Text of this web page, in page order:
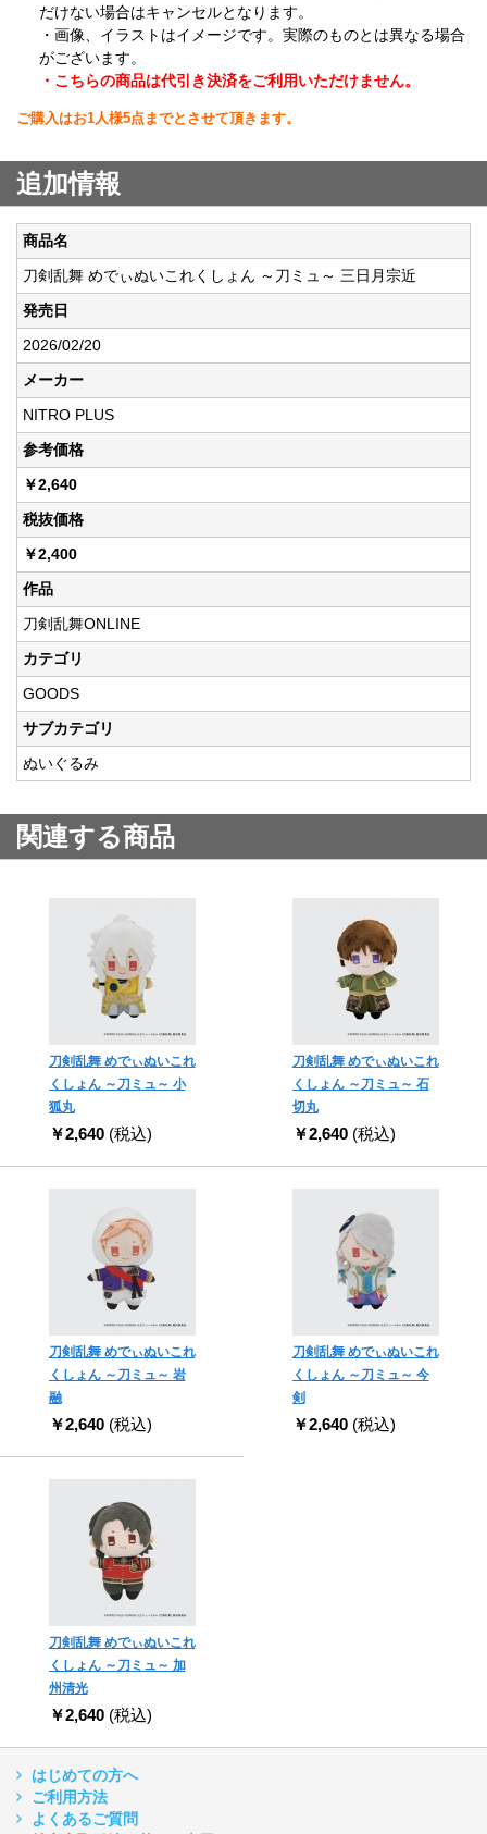
だけない場合はキャンセルとなります。
・画像、イラストはイメージです。実際のものとは異なる場合
がございます。
・こちらの商品は代引き決済をご利用いただけません。
ご購入はお1人様5点までとさせて頂きます。
追加情報
商品名
刀剣乱舞 めでぃぬいこれくしょん ～刀ミュ～ 三日月宗近
発売日
2026/02/20
メーカー
NITRO PLUS
参考価格
￥2,640
税抜価格
￥2,400
作品
刀剣乱舞ONLINE
カテゴリ
GOODS
サブカテゴリ
ぬいぐるみ
関連する商品
刀剣乱舞 めでぃぬいこれ
くしょん ～刀ミュ～ 小
狐丸
￥2,640 (税込)
刀剣乱舞 めでぃぬいこれ
くしょん ～刀ミュ～ 石
切丸
￥2,640 (税込)
刀剣乱舞 めでぃぬいこれ
くしょん ～刀ミュ～ 岩
融
￥2,640 (税込)
刀剣乱舞 めでぃぬいこれ
くしょん ～刀ミュ～ 今
剣
￥2,640 (税込)
刀剣乱舞 めでぃぬいこれ
くしょん ～刀ミュ～ 加
州清光
￥2,640 (税込)
はじめての方へ
ご利用方法
よくあるご質問